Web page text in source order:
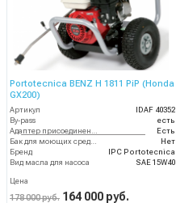
Portotecnica BENZ H 1811 PiP (Honda
GX200)
Артикул
IDAF 40352
By-pass
есть
Адаптер присоединения к шлангу
Есть
Бак для моющих средств
Нет
Бренд
IPC Portotecnica
Вид масла для насоса
SAE 15W40
Цена
178 000 руб. 164 000 руб.